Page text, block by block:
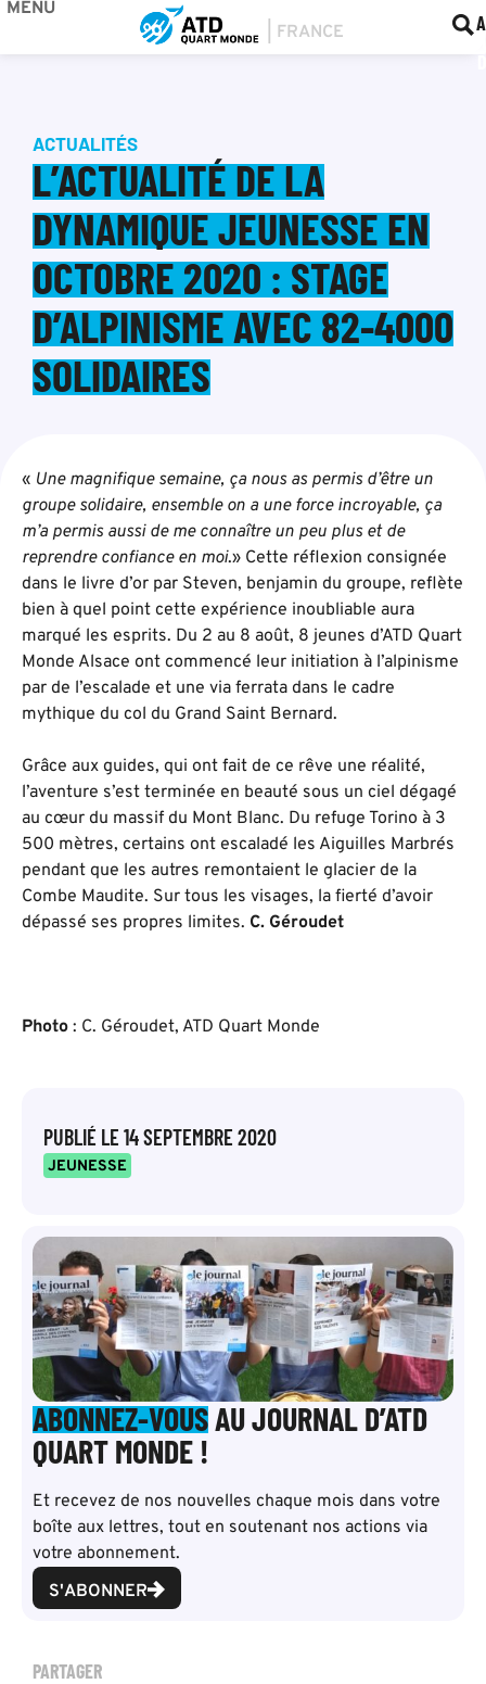
MENU
ACTUALITÉS
L’ACTUALITÉ DE LA
DYNAMIQUE JEUNESSE EN
OCTOBRE 2020 : STAGE
D’ALPINISME AVEC 82-4000
SOLIDAIRES
PUBLIÉ LE 14 SEPTEMBRE 2020
JEUNESSE
ABONNEZ-VOUSAU JOURNAL D’ATD
QUART MONDE !
Et recevez de nos nouvelles chaque mois dans votre
boîte aux lettres, tout en soutenant nos actions via
votre abonnement.
S'ABONNER
« Une magnifique semaine, ça nous as permis d’être un
groupe solidaire, ensemble on a une force incroyable, ça
m’a permis aussi de me connaître un peu plus et de
reprendre confiance en moi.» Cette réflexion consignée
dans le livre d’or par Steven, benjamin du groupe, reflète
bien à quel point cette expérience inoubliable aura
marqué les esprits. Du 2 au 8 août, 8 jeunes d’ATD Quart
Monde Alsace ont commencé leur initiation à l’alpinisme
par de l’escalade et une via ferrata dans le cadre
mythique du col du Grand Saint Bernard.
Grâce aux guides, qui ont fait de ce rêve une réalité,
l’aventure s’est terminée en beauté sous un ciel dégagé
au cœur du massif du Mont Blanc. Du refuge Torino à 3
500 mètres, certains ont escaladé les Aiguilles Marbrés
pendant que les autres remontaient le glacier de la
Combe Maudite. Sur tous les visages, la fierté d’avoir
dépassé ses propres limites. C. Géroudet
Photo : C. Géroudet, ATD Quart Monde
PARTAGER